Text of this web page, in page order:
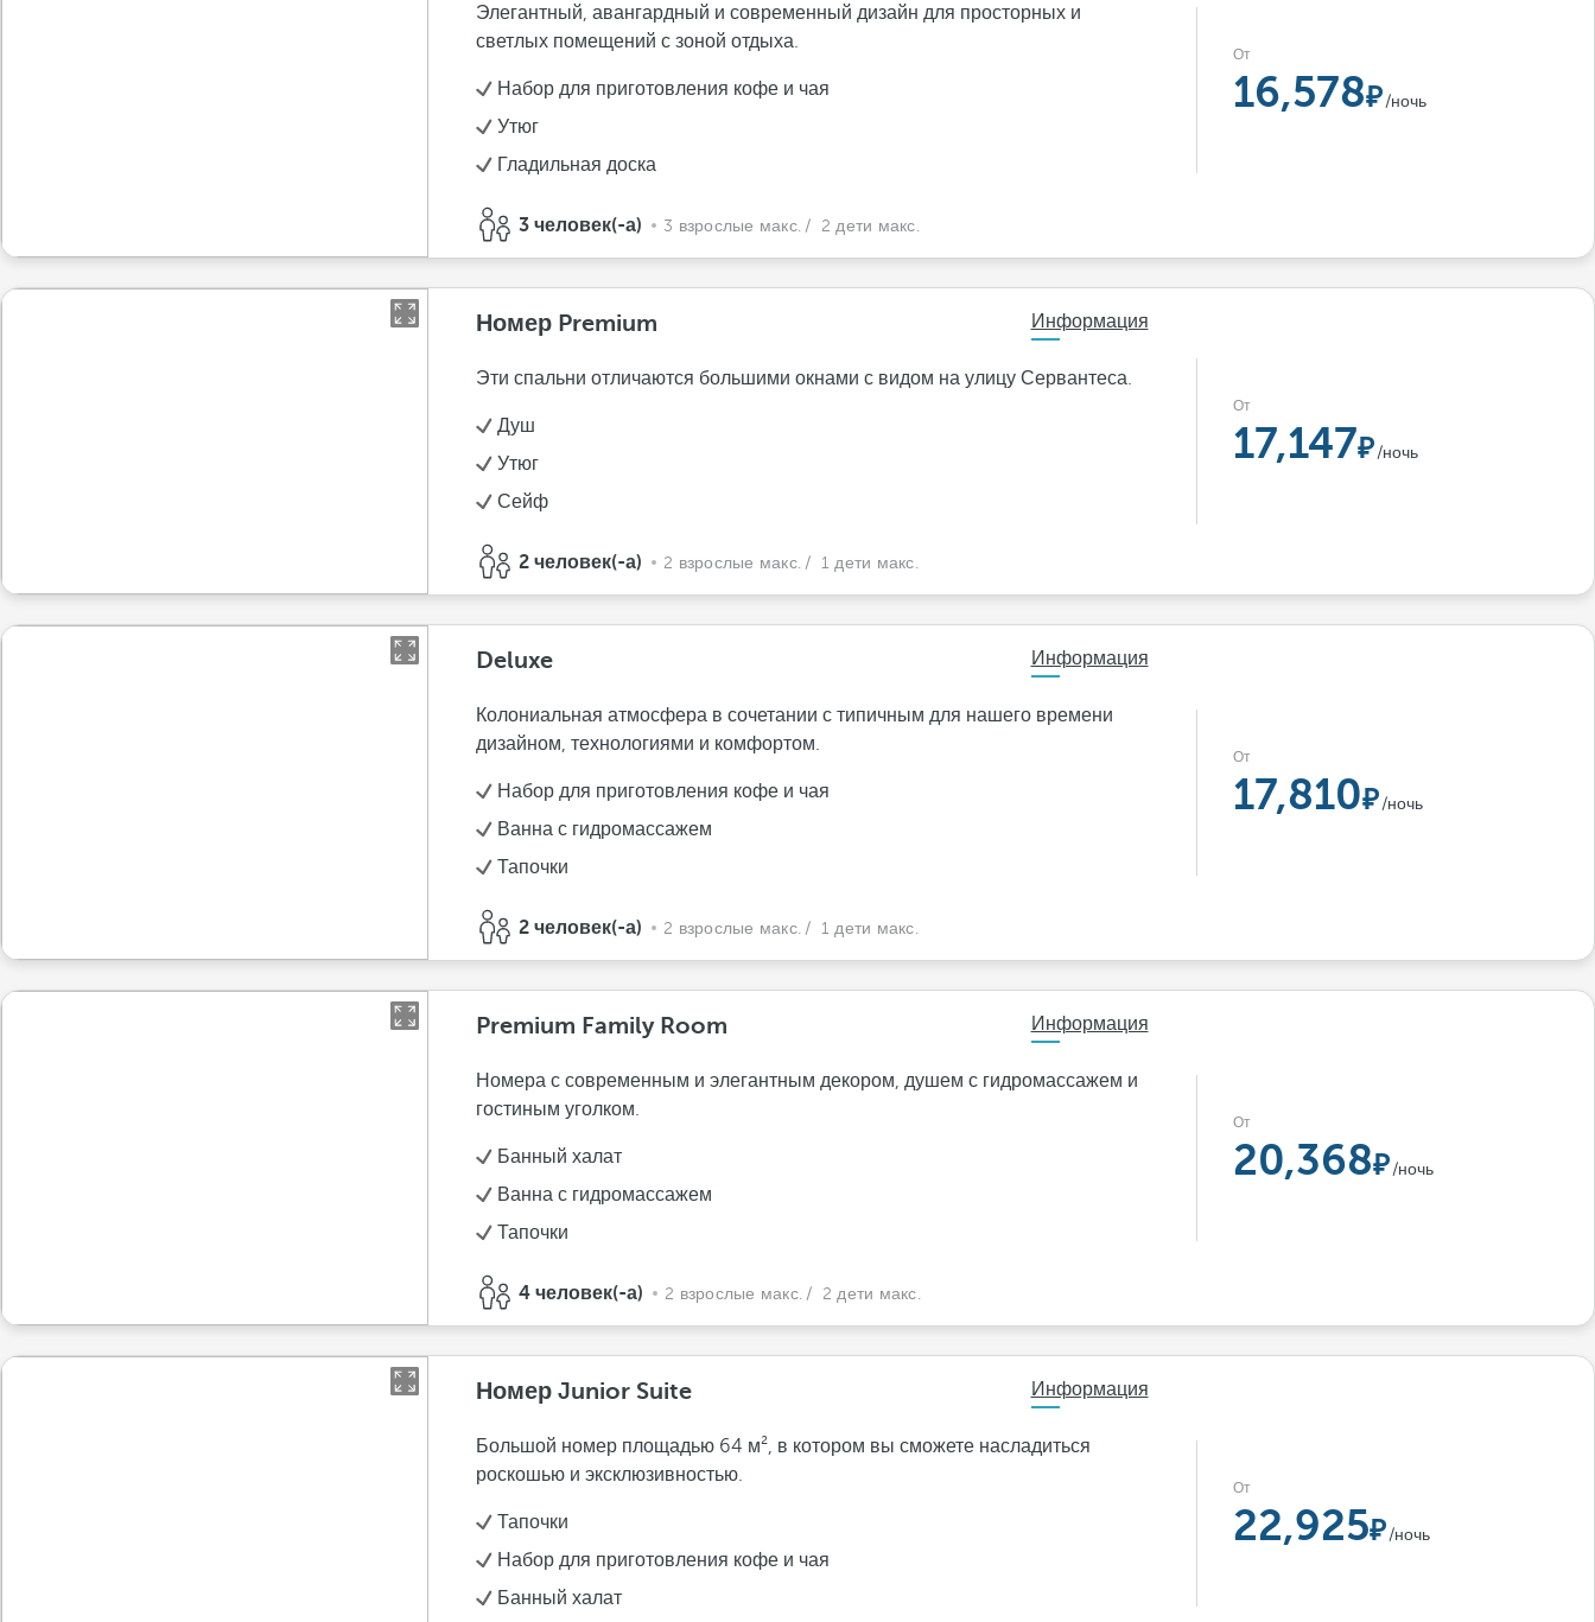
Элегантный, авангардный и современный дизайн для просторных и
светлых помещений с зоной отдыха.
Набор для приготовления кофе и чая
Утюг
Гладильная доска
3 человек(-а) 3 взрослые макс. / 2 дети макс.
От
16,578 /ночь
Номер Premium Информация
Эти спальни отличаются большими окнами с видом на улицу Сервантеса.
Душ
Утюг
Сейф
2 человек(-а) 2 взрослые макс. / 1 дети макс.
От
17,147 /ночь
Deluxe Информация
Колониальная атмосфера в сочетании с типичным для нашего времени
дизайном, технологиями и комфортом.
Набор для приготовления кофе и чая
Ванна с гидромассажем
Тапочки
2 человек(-а) 2 взрослые макс. / 1 дети макс.
От
17,810 /ночь
Premium Family Room Информация
Номера с современным и элегантным декором, душем с гидромассажем и
гостиным уголком.
Банный халат
Ванна с гидромассажем
Тапочки
4 человек(-а) 2 взрослые макс. / 2 дети макс.
От
20,368 /ночь
Номер Junior Suite Информация
Большой номер площадью 64 м², в котором вы сможете насладиться
роскошью и эксклюзивностью.
Тапочки
Набор для приготовления кофе и чая
Банный халат
От
22,925 /ночь